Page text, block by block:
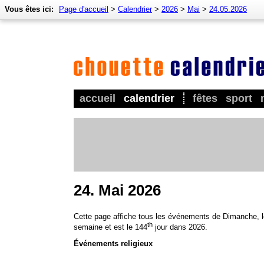
accueil calendrier fêtes sport
Vous êtes ici: Page d'accueil > Calendrier> 2026 > Mai > 24.05.2026
24. Mai 2026
Cette page affiche tous les événements de Dimanche,
semaine et est le 144th jour dans 2026.
Événements religieux